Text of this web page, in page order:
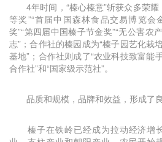
4年时间，“榛心榛意”斩获众多荣耀
等奖”“首届中国森林食品交易博览会
奖”“第四届中国榛子节金奖”“无公害农
志”；合作社的榛园成为“榛子园艺化栽
基地”；合作社则成了“农业科技致富能
合作社”和“国家级示范社”。
品质和规模，品牌和效益，形成了良
榛子在铁岭已经成为拉动经济增